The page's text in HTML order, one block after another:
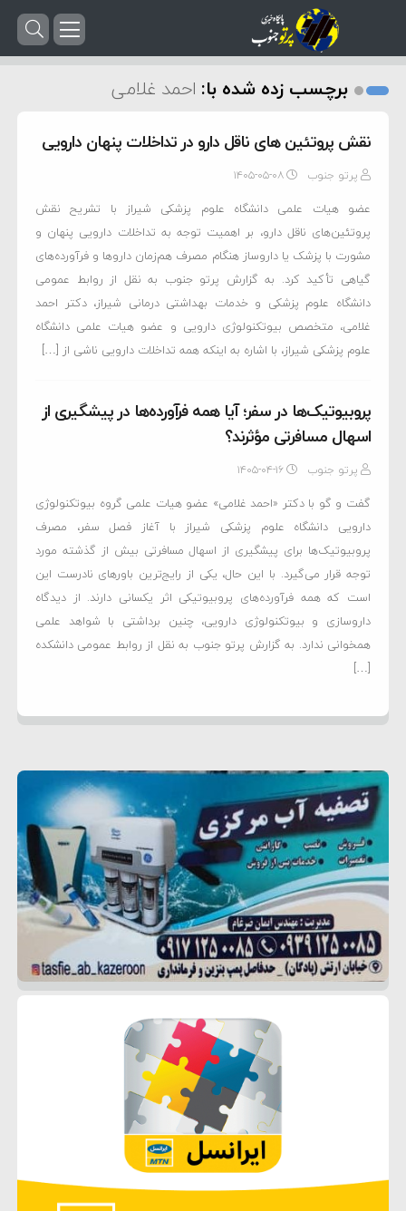
برچسب زده شده با: احمد غلامی
نقش پروتئین های ناقل دارو در تداخلات پنهان دارویی
پرتو جنوب ۱۴۰۵-۰۵-۰۸
عضو هیات علمی دانشگاه علوم پزشکی شیراز با تشریح نقش
پروتئین‌های ناقل دارو، بر اهمیت توجه به تداخلات دارویی پنهان و
مشورت با پزشک یا داروساز هنگام مصرف هم‌زمان داروها و فرآورده‌های
گیاهی تأکید کرد. به گزارش پرتو جنوب به نقل از روابط عمومی
دانشگاه علوم پزشکی و خدمات بهداشتی درمانی شیراز، دکتر احمد
غلامی، متخصص بیوتکنولوژی دارویی و عضو هیات علمی دانشگاه
علوم پزشکی شیراز، با اشاره به اینکه همه تداخلات دارویی ناشی از […]
پروبیوتیک‌ها در سفر؛ آیا همه فرآورده‌ها در پیشگیری از
اسهال مسافرتی مؤثرند؟
پرتو جنوب ۱۴۰۵-۰۴-۱۶
گفت و گو با دکتر «احمد غلامی» عضو هیات علمی گروه بیوتکنولوژی
دارویی دانشگاه علوم پزشکی شیراز با آغاز فصل سفر، مصرف
پروبیوتیک‌ها برای پیشگیری از اسهال مسافرتی بیش از گذشته مورد
توجه قرار می‌گیرد. با این حال، یکی از رایج‌ترین باورهای نادرست این
است که همه فرآورده‌های پروبیوتیکی اثر یکسانی دارند. از دیدگاه
داروسازی و بیوتکنولوژی دارویی، چنین برداشتی با شواهد علمی
همخوانی ندارد. به گزارش پرتو جنوب به نقل از روابط عمومی دانشکده
[…]